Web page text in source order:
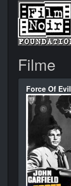
Filme
Force Of Evil